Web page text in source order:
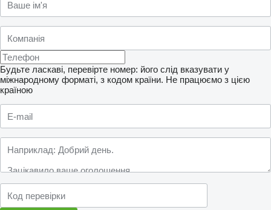
Будьте ласкаві, перевірте номер: його слід вказувати у
міжнародному форматі, з кодом країни. Не працюємо з цією
країною